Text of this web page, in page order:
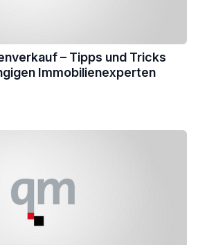
– Tipps und Tricks
Immobilienexperten